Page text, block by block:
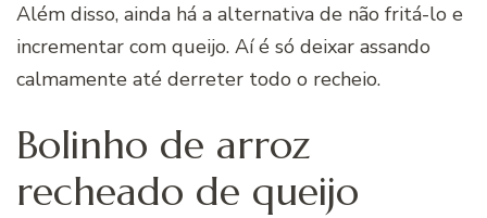
Além disso, ainda há a alternativa de não fritá-lo e
incrementar com queijo. Aí é só deixar assando
calmamente até derreter todo o recheio.
Bolinho de arroz
recheado de queijo